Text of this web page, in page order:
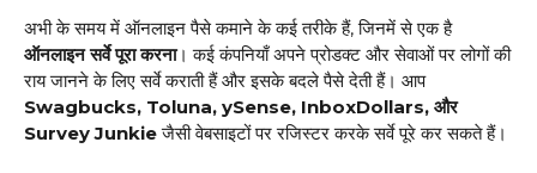
अभी के समय में ऑनलाइन पैसे कमाने के कई तरीके हैं, जिनमें से एक है
ऑनलाइन सर्वे पूरा करना। कई कंपनियाँ अपने प्रोडक्ट और सेवाओं पर लोगों की
राय जानने के लिए सर्वे कराती हैं और इसके बदले पैसे देती हैं। आप
Swagbucks, Toluna, ySense, InboxDollars, और
Survey Junkieजैसी वेबसाइटों पर रजिस्टर करके सर्वे पूरे कर सकते हैं।